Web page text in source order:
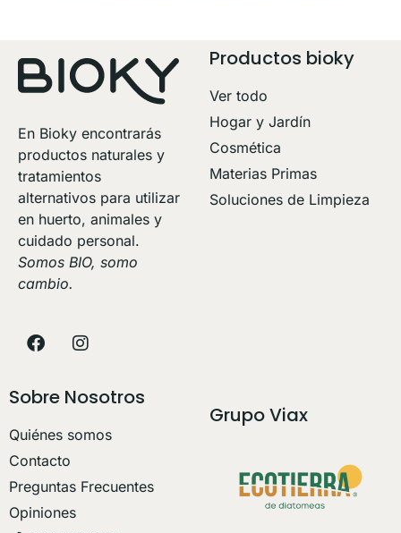
En Bioky encontrarás
productos naturales y
tratamientos
alternativos para utilizar
en huerto, animales y
cuidado personal.
Somos BIO, somo
cambio.
Productos bioky
Ver todo
Hogar y Jardín
Cosmética
Materias Primas
Soluciones de Limpieza
Sobre Nosotros
Quiénes somos
Contacto
Preguntas Frecuentes
Opiniones
Grupo Viax